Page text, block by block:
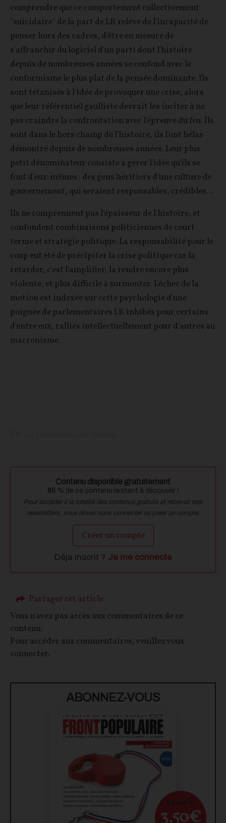
comprendre que ce comportement collectivement
"suicidaire" de la part de LR relève de l'incapacité de
penser hors des cadres, d'être en mesure de
s'affranchir du logiciel d'un parti dont l'histoire
depuis de nombreuses années se confond avec le
conformisme le plus plat de la pensée dominante. Ils
sont tétanisés à l'idée de provoquer une crise, alors
que leur référentiel gaulliste devrait les inciter à ne
pas craindre la confrontation avec l'épreuve du feu. Ils
sont dans le hors champ de l'histoire, ils l'ont hélas
démontré depuis de nombreuses années. Leur plus
petit dénominateur consiste à gérer l'idée qu'ils se
font d'eux-mêmes : des gens héritiers d'une culture de
gouvernement, qui seraient responsables, crédibles...
Ils ne comprennent pas l'épaisseur de l'histoire, et
confondent combinaisons politiciennes de court
terme et stratégie politique. La responsabilité pour le
coup eut été de précipiter la crise politique car la
retarder, c'est l'amplifier, la rendre encore plus
violente, et plus difficile à surmonter. L'échec de la
motion est indexée sur cette psychologie d'une
poignée de parlementaires LR inhibés pour certains
d'entre eux, ralliés intellectuellement pour d'autres au
macronisme.
Contenu disponible gratuitement
85 % de ce contenu restent à découvrir !
Pour accéder à la totalité des contenus gratuits et recevoir nos
newsletters, vous devez vous connecter ou créer un compte.
Créer un compte
Déja inscrit ? Je me connecte
Partager cet article
Vous n'avez pas accès aux commentaires de ce
contenu.
Pour accéder aux commentaires, veuillez vous
connecter.
ABONNEZ-VOUS
À partir de
3,50€